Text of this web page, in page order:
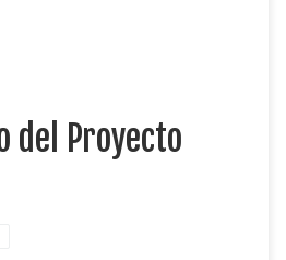
del Proyecto